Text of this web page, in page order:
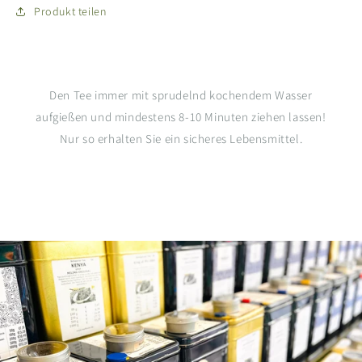
Produkt teilen
Den Tee immer mit sprudelnd kochendem Wasser
aufgießen und mindestens 8-10 Minuten ziehen lassen!
Nur so erhalten Sie ein sicheres Lebensmittel.